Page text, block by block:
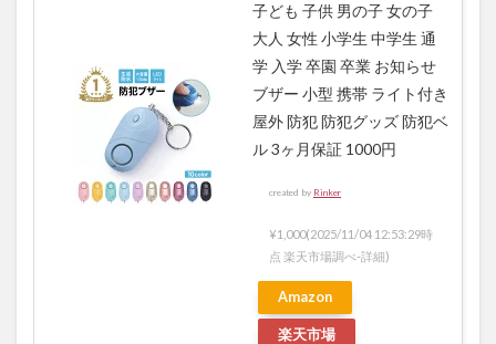
子ども 子供 男の子 女の子
大人 女性 小学生 中学生 通
学 入学 卒園 卒業 お知らせ
ブザー 小型 携帯 ライト付き
屋外 防犯 防犯グッズ 防犯ベ
ル 3ヶ月保証 1000円
created by Rinker
¥1,000(2025/11/04 12:53:29時
点 楽天市場調べ-詳細)
Amazon
楽天市場